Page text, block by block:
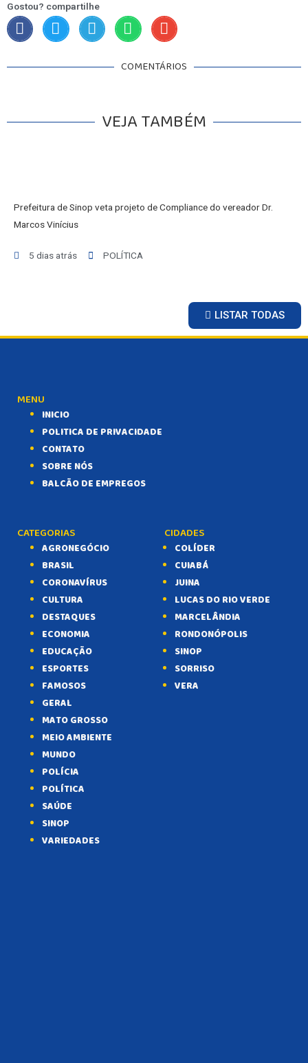
Gostou? compartilhe
COMENTÁRIOS
VEJA TAMBÉM
Prefeitura de Sinop veta projeto de Compliance do vereador Dr.
Marcos Vinícius
5 dias atrás POLÍTICA
LISTAR TODAS
MENU
INICIO
POLITICA DE PRIVACIDADE
CONTATO
SOBRE NÓS
BALCÃO DE EMPREGOS
CATEGORIAS
AGRONEGÓCIO
BRASIL
CORONAVÍRUS
CULTURA
DESTAQUES
ECONOMIA
EDUCAÇÃO
ESPORTES
FAMOSOS
GERAL
MATO GROSSO
MEIO AMBIENTE
MUNDO
POLÍCIA
POLÍTICA
SAÚDE
SINOP
VARIEDADES
CIDADES
COLÍDER
CUIABÁ
JUINA
LUCAS DO RIO VERDE
MARCELÂNDIA
RONDONÓPOLIS
SINOP
SORRISO
VERA